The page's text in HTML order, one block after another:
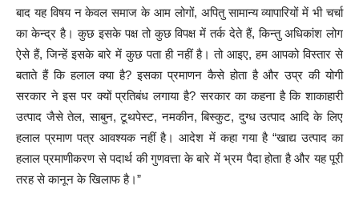
बाद यह विषय न केवल समाज के आम लोगों, अपितु सामान्य व्यापारियों में भी चर्चा
का केन्द्र है। कुछ इसके पक्ष तो कुछ विपक्ष में तर्क देते हैं, किन्तु अधिकांश लोग
ऐसे हैं, जिन्हें इसके बारे में कुछ पता ही नहीं है। तो आइए, हम आपको विस्तार से
बताते हैं कि हलाल क्या है? इसका प्रमाणन कैसे होता है और उप्र की योगी
सरकार ने इस पर क्यों प्रतिबंध लगाया है? सरकार का कहना है कि शाकाहारी
उत्पाद जैसे तेल, साबुन, टूथपेस्ट, नमकीन, बिस्कुट, दुग्ध उत्पाद आदि के लिए
हलाल प्रमाण पत्र आवश्यक नहीं है। आदेश में कहा गया है “खाद्य उत्पाद का
हलाल प्रमाणीकरण से पदार्थ की गुणवत्ता के बारे में भ्रम पैदा होता है और यह पूरी
तरह से कानून के खिलाफ है।”